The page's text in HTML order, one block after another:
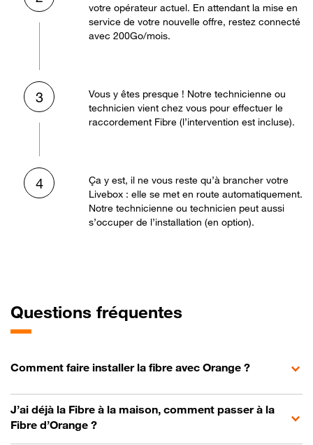
votre opérateur actuel. En attendant la mise en
service de votre nouvelle offre, restez connecté
avec 200Go/mois.
3
Vous y êtes presque ! Notre technicienne ou
technicien vient chez vous pour effectuer le
raccordement Fibre (l’intervention est incluse).
4
Ça y est, il ne vous reste qu’à brancher votre
Livebox : elle se met en route automatiquement.
Notre technicienne ou technicien peut aussi
s’occuper de l’installation (en option).
Questions fréquentes
Comment faire installer la fibre avec Orange ?
J’ai déjà la Fibre à la maison, comment passer à la
Fibre d’Orange ?